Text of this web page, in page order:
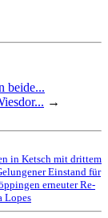
beide...
→
in Ketsch mit drittem
Einstand für
erneuter Re-
Lopes